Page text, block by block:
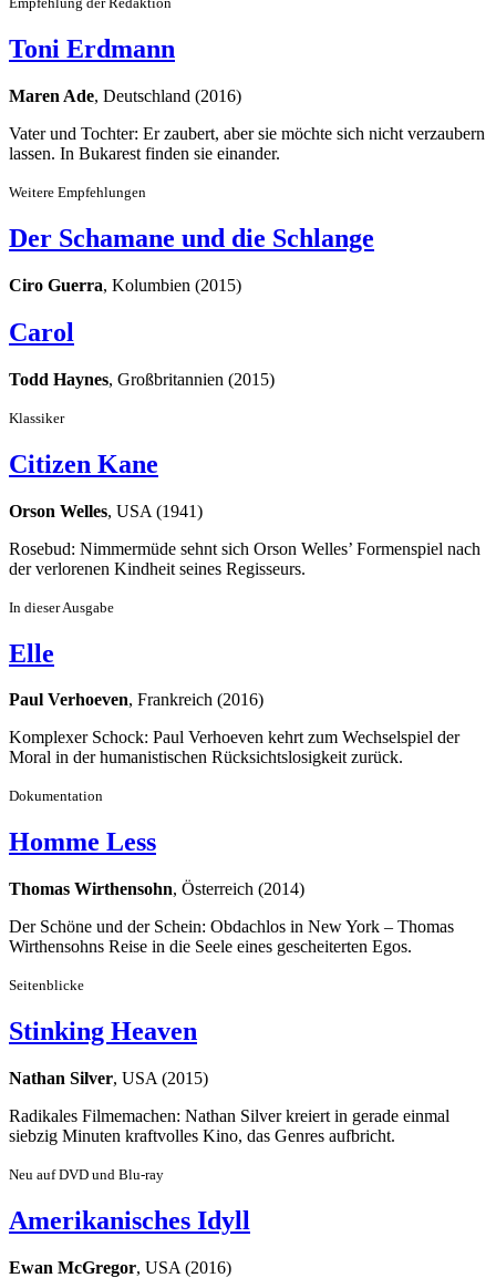
Toni Erdmann
Maren Ade, Deutschland (2016)
Vater und Tochter: Er zaubert, aber sie möchte sich nicht verzaubern
lassen. In Bukarest finden sie einander.
Weitere Empfehlungen
Der Schamane und die Schlange
Ciro Guerra, Kolumbien (2015)
Carol
Todd Haynes, Großbritannien (2015)
Klassiker
Citizen Kane
Orson Welles, USA (1941)
Rosebud: Nimmermüde sehnt sich Orson Welles’ Formenspiel nach
der verlorenen Kindheit seines Regisseurs.
In dieser Ausgabe
Elle
Paul Verhoeven, Frankreich (2016)
Komplexer Schock: Paul Verhoeven kehrt zum Wechselspiel der
Moral in der humanistischen Rücksichtslosigkeit zurück.
Dokumentation
Homme Less
Thomas Wirthensohn, Österreich (2014)
Der Schöne und der Schein: Obdachlos in New York – Thomas
Wirthensohns Reise in die Seele eines gescheiterten Egos.
Seitenblicke
Stinking Heaven
Nathan Silver, USA (2015)
Radikales Filmemachen: Nathan Silver kreiert in gerade einmal
siebzig Minuten kraftvolles Kino, das Genres aufbricht.
Neu auf DVD und Blu-ray
Amerikanisches Idyll
Ewan McGregor, USA (2016)